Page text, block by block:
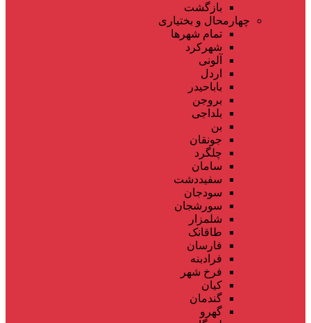
بازگشت
چهارمحال و بختیاری
تمام شهر‌ها
شهرکرد
آلونی
اردل
باباحیدر
بروجن
بلداجی
بن
جونقان
چلگرد
سامان
سفیددشت
سودجان
سورشجان
شلمزار
طاقانک
فارسان
فرادبنه
فرخ شهر
کیان
گندمان
گهرو